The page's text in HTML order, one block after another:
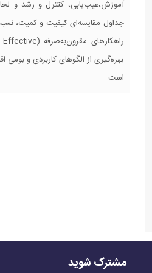
آموزش،عیب‌یابی، کنترل و رشد و
جداول مقایسه‌ای کیفیت و کمیت،
بهره‌گیری از الگوهای کاربردی و بومی
است.
مشترک شوید